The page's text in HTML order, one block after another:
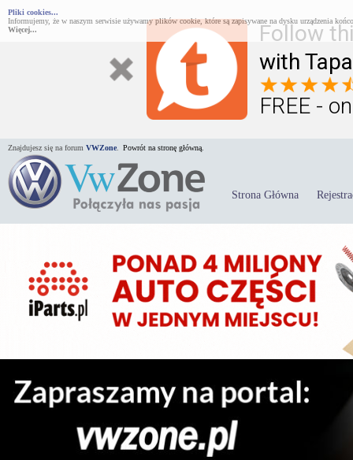
Follow
with
FREE -
Pliki cookies...
Informujemy, że w naszym serwisie używamy plików cookie, które są zapisywane na dysku urządzenia
Więcej...
Znajdujesz się na forum VWZone Powrót na stronę główną.
Strona Główna